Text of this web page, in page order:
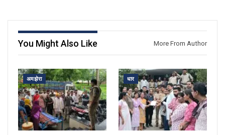
You Might Also Like More From Author
अमझेरा धार